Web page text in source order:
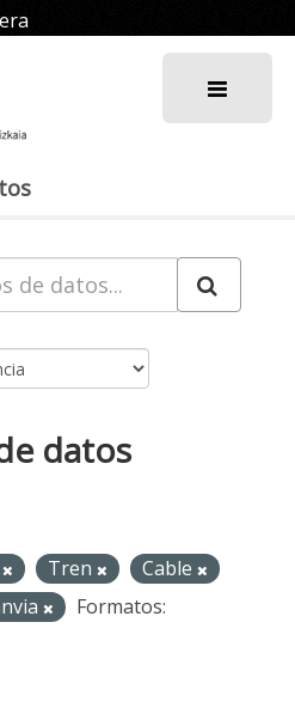
datos
Tren
Cable
Formatos: